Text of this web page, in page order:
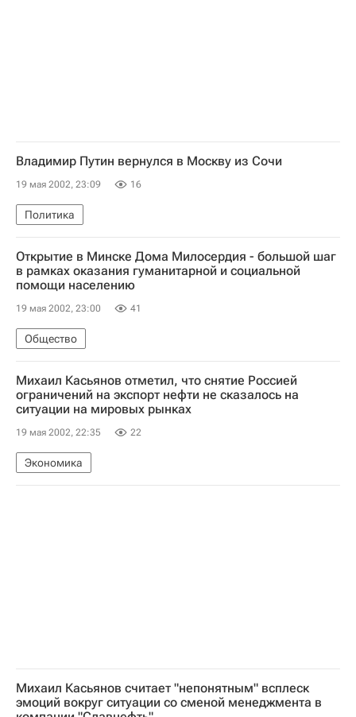
Владимир Путин вернулся в Москву из Сочи
19 мая 2002, 23:09 16
Политика
Открытие в Минске Дома Милосердия - большой шаг
в рамках оказания гуманитарной и социальной
помощи населению
19 мая 2002, 23:00 41
Общество
Михаил Касьянов отметил, что снятие Россией
ограничений на экспорт нефти не сказалось на
ситуации на мировых рынках
19 мая 2002, 22:35 22
Экономика
Михаил Касьянов считает "непонятным" всплеск
эмоций вокруг ситуации со сменой менеджмента в